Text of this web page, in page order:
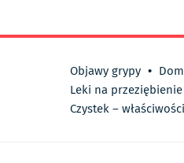
Objawy grypy •
Leki na przeziębienie
Czystek –